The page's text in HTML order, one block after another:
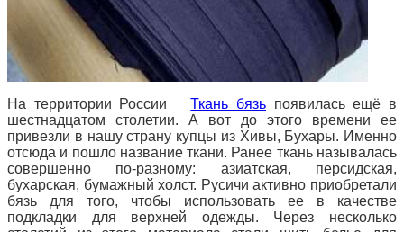
На территории РоссииТкань бязь появилась ещё в
шестнадцатом столетии. А вот до этого времени ее
привезли в нашу страну купцы из Хивы, Бухары. Именно
отсюда и пошло название ткани. Ранее ткань называлась
совершенно по-разному: азиатская, персидская,
бухарская, бумажный холст. Русичи активно приобретали
бязь для того, чтобы использовать ее в качестве
подкладки для верхней одежды. Через несколько